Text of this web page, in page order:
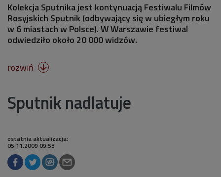
Kolekcja Sputnika jest kontynuacją Festiwalu Filmów
Rosyjskich Sputnik (odbywający się w ubiegłym roku
w 6 miastach w Polsce). W Warszawie festiwal
odwiedziło około 20 000 widzów.
rozwiń 
Sputnik nadlatuje
ostatnia aktualizacja:
05.11.2009 09:53